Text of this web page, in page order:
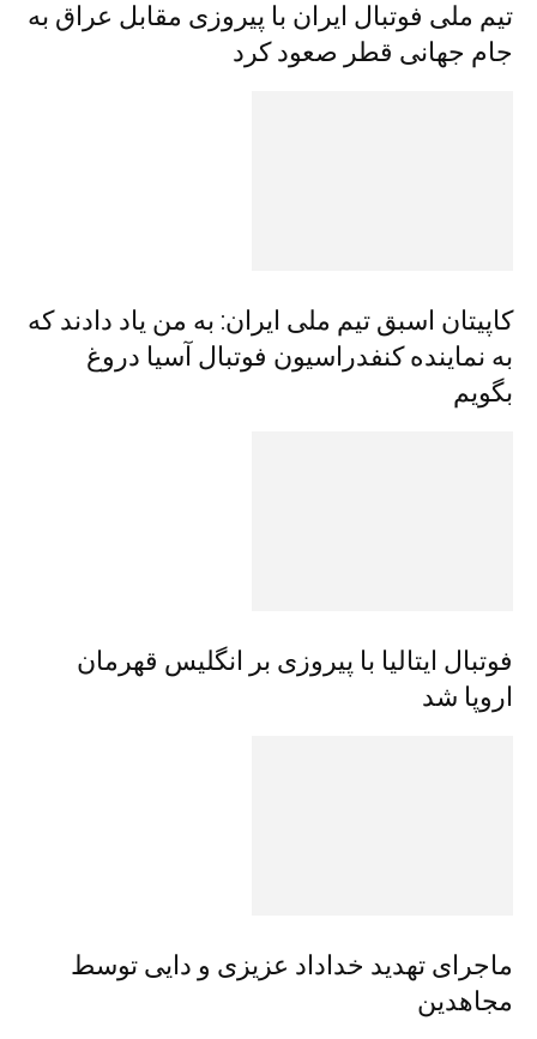
تیم ملی فوتبال ایران با پیروزی مقابل عراق به
جام جهانی قطر صعود کرد
کاپیتان اسبق تیم ملی ایران: به من یاد دادند که
به نماینده کنفدراسیون فوتبال آسیا دروغ
بگویم
فوتبال ایتالیا با پیروزی بر انگلیس قهرمان
اروپا شد
ماجرای تهدید خداداد عزیزی و دایی توسط
مجاهدین